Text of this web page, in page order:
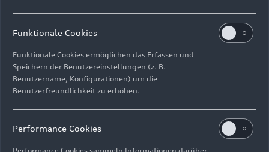
globaler Ebene feiern.“
Jörg Biebernick, CEO der Paulaner Brauerei
Gruppe:„Wir sind sehr stolz darauf, mit dem
zukünftigen Audi F1 Team zusammenzuarbeiten,
internationaler Bühne aufzuschlagen. Diese
Kooperation unterstreicht unser langfristiges
Ziel, im Profisport Genuss, Qualität und
Funktionale Cookies
Funktionale Cookies ermöglichen das Erfassen und
Speichern der Benutzereinstellungen (z. B.
Benutzername, Konfigurationen) um die
Benutzerfreundlichkeit zu erhöhen.
Performance Cookies